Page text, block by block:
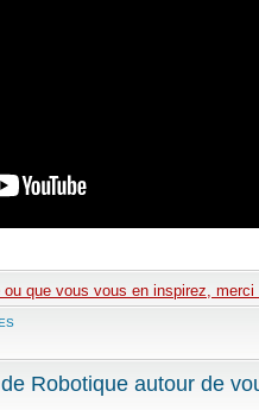
que vous vous en inspirez,
Robotique autour de